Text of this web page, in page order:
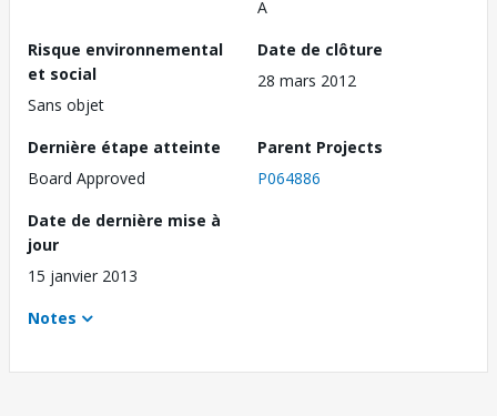
A
Risque environnemental
et social
Sans objet
Date de clôture
28 mars 2012
Dernière étape atteinte
Board Approved
Parent Projects
P064886
Date de dernière mise à
jour
15 janvier 2013
Notes